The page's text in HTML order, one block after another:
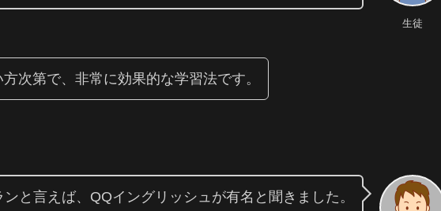
生徒
次第で、非常に効果的な学習法です。
ンと言えば、QQイングリッシュが有名と聞きました。